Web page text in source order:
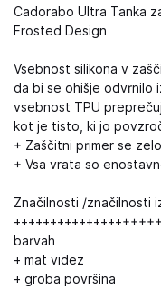
Cadorabo Ultra Tanka
Frosted Design
Vsebnost silikona v
da bi se ohišje odvrnilo
vsebnost TPU
kot je tisto, ki jo
+ Zaščitni primer se
+ Vsa vrata so
Značilnosti /značilnosti
barvah
+ mat videz
+ groba površina